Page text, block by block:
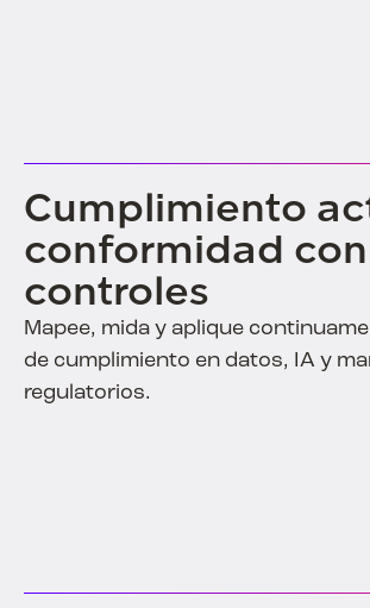
Cumplimiento
conformidad
controles
Mapee, mida y aplique
de cumplimiento en datos, IA y
regulatorios.